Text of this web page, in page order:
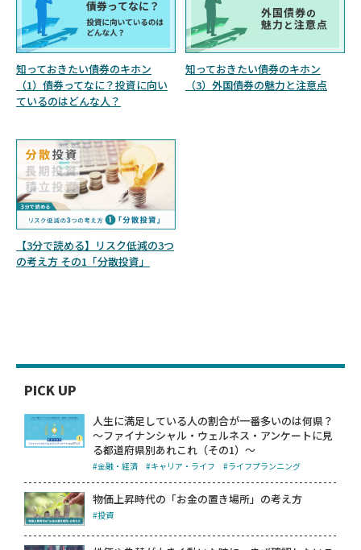
知っておきたい債券のキホン
（1）債券ってなに？投資に向い
ているのはどんな人？
知っておきたい債券のキホン
（3）外国債券の魅力と注意点
【3分で読める】リスク低減の3つ
の考え方 その1「分散投資」
PICK UP
人生に満足している人の割合が一番多いのは何県？
～ファイナンシャル・ウェルネス・アンケートに見
る都道府県別あれこれ（その1）～
#金融・経済 #キャリア・ライフ #ライフプランニング
物価上昇時代の「お金の置き場所」の考え方
#投資